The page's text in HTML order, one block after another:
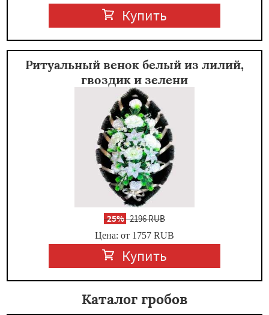
Купить
Ритуальный венок белый из лилий,
гвоздик и зелени
-25%2196 RUB
Цена: от 1757 RUB
Купить
Каталог гробов